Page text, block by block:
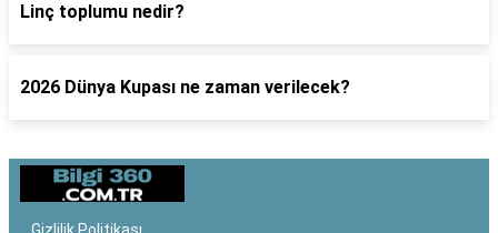
Linç toplumu nedir?
2026 Dünya Kupası ne zaman verilecek?